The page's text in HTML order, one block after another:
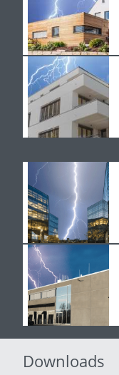
Downloads